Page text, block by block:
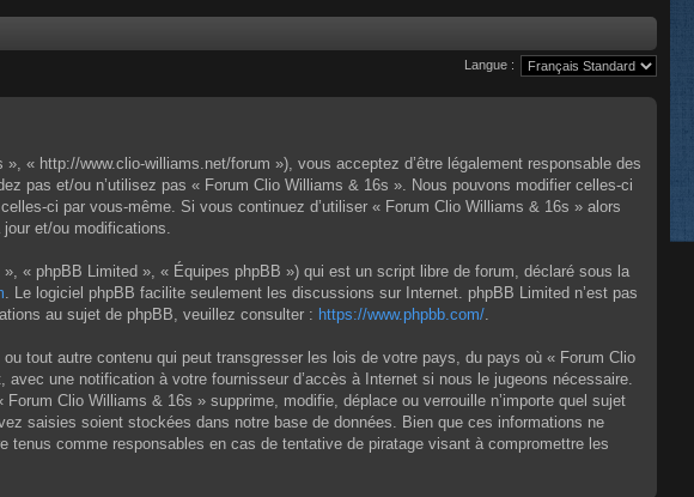
Langue :
« http://www.clio-williams.net/forum »), vous acceptez d’être légalement responsable des
pas et/ou n’utilisez pas « Forum Clio Williams & 16s ». Nous pouvons modifier celles-ci
ci par vous-même. Si vous continuez d’utiliser « Forum Clio Williams & 16s » alors
et/ou modifications.
« phpBB Limited », « Équipes phpBB ») qui est un script libre de forum, déclaré sous la
. Le logiciel phpBB facilite seulement les discussions sur Internet. phpBB Limited n’est pas
au sujet de phpBB, veuillez consulter : https://www.phpbb.com/
tout autre contenu qui peut transgresser les lois de votre pays, du pays où « Forum Clio
une notification à votre fournisseur d’accès à Internet si nous le jugeons nécessaire.
Clio Williams & 16s » supprime, modifie, déplace ou verrouille n’importe quel sujet
saisies soient stockées dans notre base de données. Bien que ces informations ne
comme responsables en cas de tentative de piratage visant à compromettre les